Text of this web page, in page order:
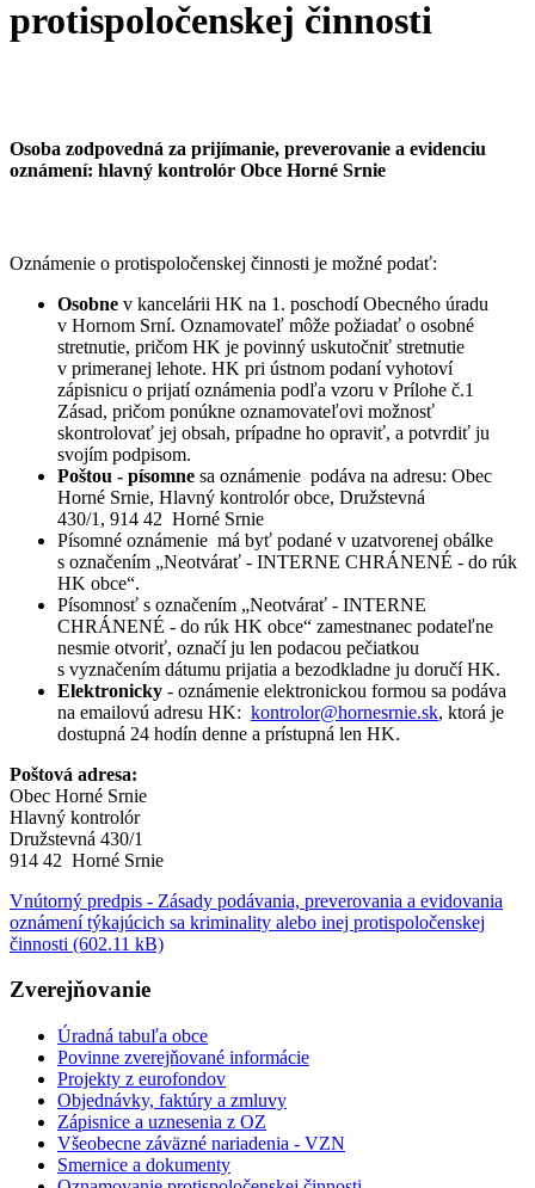
protispoločenskej činnosti
Osoba zodpovedná za prijímanie, preverovanie a evidenciu
oznámení: hlavný kontrolór Obce Horné Srnie
Oznámenie o protispoločenskej činnosti je možné podať:
Osobne v kancelárii HK na 1. poschodí Obecného úradu
v Hornom Srní. Oznamovateľ môže požiadať o osobné
stretnutie, pričom HK je povinný uskutočniť stretnutie
v primeranej lehote. HK pri ústnom podaní vyhotoví
zápisnicu o prijatí oznámenia podľa vzoru v Prílohe č.1
Zásad, pričom ponúkne oznamovateľovi možnosť
skontrolovať jej obsah, prípadne ho opraviť, a potvrdiť ju
svojím podpisom.
Poštou - písomne sa oznámenie podáva na adresu: Obec
Horné Srnie, Hlavný kontrolór obce, Družstevná
430/1, 914 42 Horné Srnie
Písomné oznámenie má byť podané v uzatvorenej obálke
s označením „Neotvárať - INTERNE CHRÁNENÉ - do rúk
HK obce“.
Písomnosť s označením „Neotvárať - INTERNE
CHRÁNENÉ - do rúk HK obce“ zamestnanec podateľne
nesmie otvoriť, označí ju len podacou pečiatkou
s vyznačením dátumu prijatia a bezodkladne ju doručí HK.
Elektronicky - oznámenie elektronickou formou sa podáva
na emailovú adresu HK: kontrolor@hornesrnie.sk, ktorá je
dostupná 24 hodín denne a prístupná len HK.
Poštová adresa:
Obec Horné Srnie
Hlavný kontrolór
Družstevná 430/1
914 42 Horné Srnie
Vnútorný predpis - Zásady podávania, preverovania a evidovania
oznámení týkajúcich sa kriminality alebo inej protispoločenskej
činnosti (602.11 kB)
Zverejňovanie
Úradná tabuľa obce
Povinne zverejňované informácie
Projekty z eurofondov
Objednávky, faktúry a zmluvy
Zápisnice a uznesenia z OZ
Všeobecne záväzné nariadenia - VZN
Smernice a dokumenty